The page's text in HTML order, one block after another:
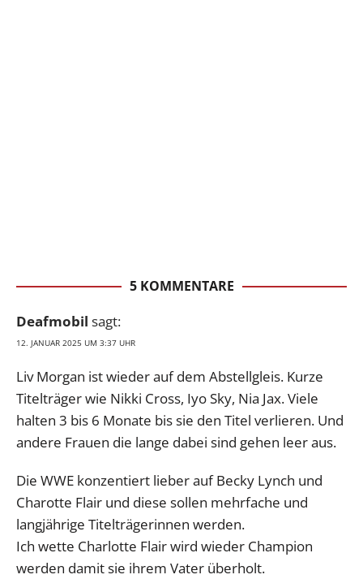
5 KOMMENTARE
Deafmobil sagt:
12. JANUAR 2025 UM 3:37 UHR
Liv Morgan ist wieder auf dem Abstellgleis. Kurze
Titelträger wie Nikki Cross, Iyo Sky, Nia Jax. Viele
halten 3 bis 6 Monate bis sie den Titel verlieren. Und
andere Frauen die lange dabei sind gehen leer aus.
Die WWE konzentiert lieber auf Becky Lynch und
Charotte Flair und diese sollen mehrfache und
langjährige Titelträgerinnen werden.
Ich wette Charlotte Flair wird wieder Champion
werden damit sie ihrem Vater überholt.